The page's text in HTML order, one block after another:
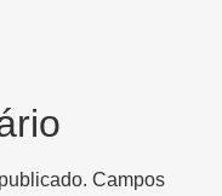
Campos